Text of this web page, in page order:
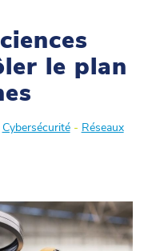
le plan
Cybersécurité- Réseaux